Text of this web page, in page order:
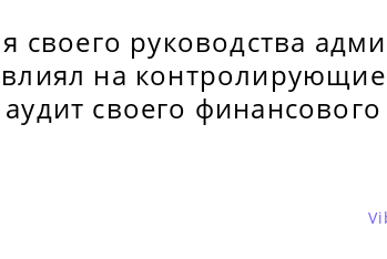
своего руководства
на
своего финансового